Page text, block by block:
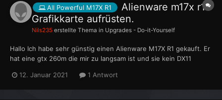
All Powerful M17X R1
Alienware m17x r1
Grafikkarte aufrüsten.
Nils235 erstellte Thema in Upgrades - Do-it-Yourself
Hallo Ich habe sehr günstig einen Alienware M17X R1 gekauft. Er
hat eine gtx 260m die mir zu langsam ist und sie kein DX11
anschluss gefunden. Meine Frage ist ob diese Grafikkarte
funktioniert. Ich danke euch für jede Hilfe.
12. Januar 2021 1 Antwort